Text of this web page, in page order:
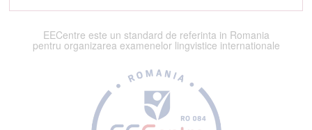
EECentre este un standard de referinta in Romania
pentru organizarea examenelor lingvistice internationale